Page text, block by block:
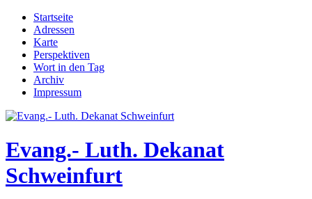
Direkt zum Inhalt
Hauptmenü
Startseite
Adressen
Karte
Perspektiven
Wort in den Tag
Archiv
Impressum
Evang.- Luth. Dekanat
Schweinfurt